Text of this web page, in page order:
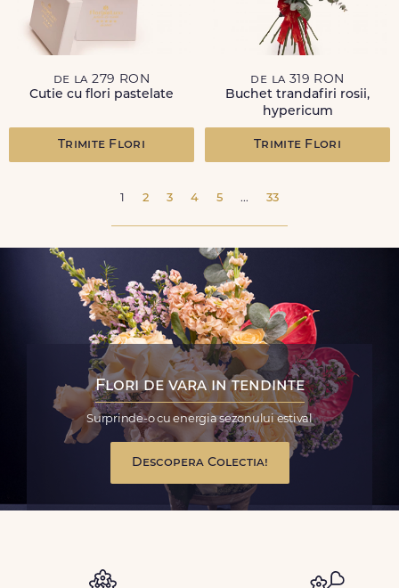
de la 279 RON
Cutie cu flori pastelate
Trimite Flori
de la 319 RON
Buchet trandafiri rosii,
hypericum
Trimite Flori
1 2 3 4 5 ... 33
Flori de vara in tendinte
Surprinde-o cu energia sezonului estival
Descopera Colectia!